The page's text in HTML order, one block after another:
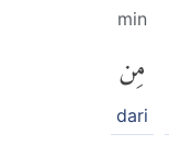
min
مِن
dari